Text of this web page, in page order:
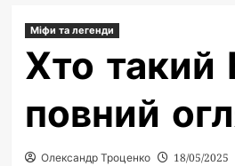
Міфи та легенди
Хто
повний
Олександр Троценко 18/05/2025